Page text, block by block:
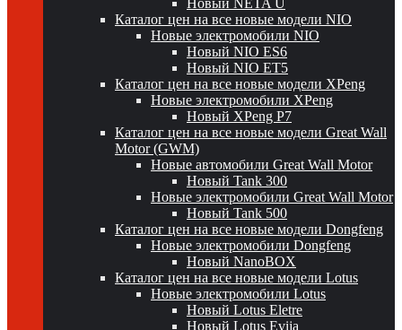
Новый NETA U
Каталог цен на все новые модели NIO
Новые электромобили NIO
Новый NIO ES6
Новый NIO ET5
Каталог цен на все новые модели XPeng
Новые электромобили XPeng
Новый XPeng P7
Каталог цен на все новые модели Great Wall
Motor (GWM)
Новые автомобили Great Wall Motor
Новый Tank 300
Новые электромобили Great Wall Motor
Новый Tank 500
Каталог цен на все новые модели Dongfeng
Новые электромобили Dongfeng
Новый NanoBOX
Каталог цен на все новые модели Lotus
Новые электромобили Lotus
Новый Lotus Eletre
Новый Lotus Evija